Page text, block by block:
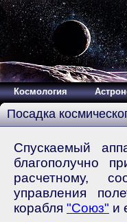
Космология
Посадка
Спускаемый
благополучно
расчетному,
управления
корабля "Союз" и